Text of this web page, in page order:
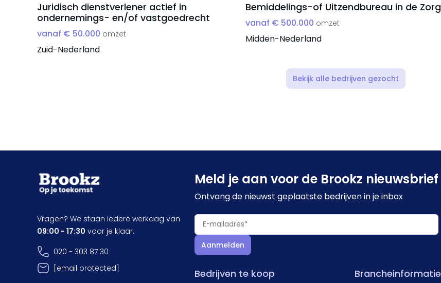
Juridisch dienstverlener actief in
ondernemings- en/of vastgoedrecht
vanaf € 50.000 omzet
Zuid-Nederland
Bemiddelings-of Uitzendbureau in de Zorg
vanaf € 500.000 omzet
Midden-Nederland
Bekijk alle bedrijven gezocht
Meld je aan voor de Brookz nieuwsbrief
Ontvang de nieuwst geplaatste bedrijven in je inbox
Aanmelden
Bedrijven te koop Brancheinformatie
Vragen? We staan iedere werkdag van
09:00 - 17:30 voor je klaar.
020 - 303 87 30
[email protected]